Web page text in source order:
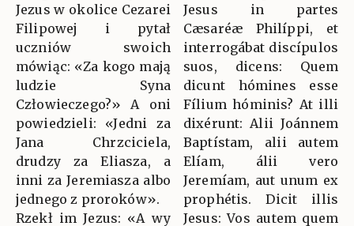
Jezus w okolice Cezarei
Filipowej i pytał
uczniów swoich
mówiąc: «Za kogo mają
ludzie Syna
Człowieczego?» A oni
powiedzieli: «Jedni za
Jana Chrzciciela,
drudzy za Eliasza, a
inni za Jeremiasza albo
jednego z proroków».
Rzekł im Jezus: «A wy
Jesus in partes
Cæsaréæ Philíppi, et
interrogábat discípulos
suos, dicens: Quem
dicunt hómines esse
Fílium hóminis? At illi
dixérunt: Alii Joánnem
Baptístam, alii autem
Elíam, álii vero
Jeremíam, aut unum ex
prophétis. Dicit illis
Jesus: Vos autem quem